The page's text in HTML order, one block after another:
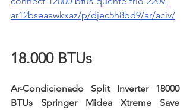
ar12bseaawkxaz/p/djec5h8bd9/ar/aciv/
18.000 BTUs
Ar-Condicionado Split Inverter 18000
BTUs Springer Midea Xtreme Save